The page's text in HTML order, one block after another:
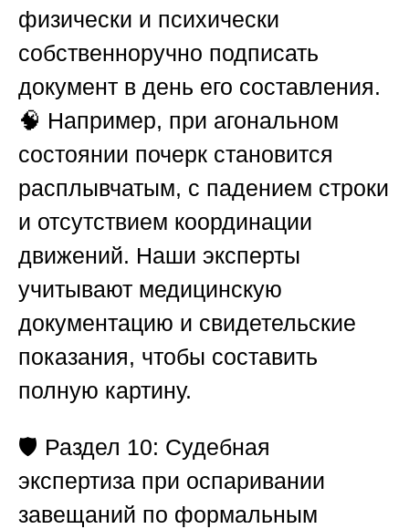
физически и психически
собственноручно подписать
документ в день его составления.
🧠 Например, при агональном
состоянии почерк становится
расплывчатым, с падением строки
и отсутствием координации
движений. Наши эксперты
учитывают медицинскую
документацию и свидетельские
показания, чтобы составить
полную картину.
🛡️ Раздел 10: Судебная
экспертиза при оспаривании
завещаний по формальным